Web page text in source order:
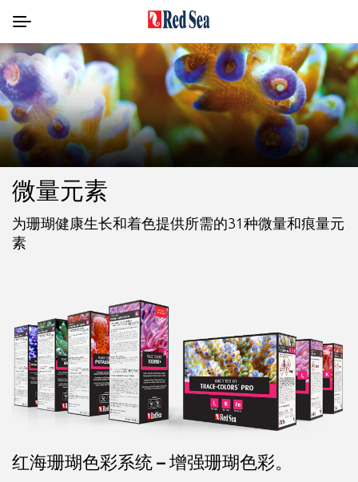
微量元素
为珊瑚健康生长和着色提供所需的31种微量和痕量元
素
红海珊瑚色彩系统 – 增强珊瑚色彩。